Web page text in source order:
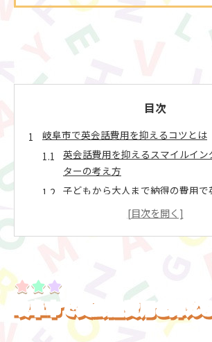
目次
岐阜市で英会話費用を抑えるコツとは
英会話費用を抑えるスマイルイン
ターの考え方
子どもから大人まで納得の費用で
シュセンターの特徴
英会話スクール選びで見落としが
対策
岐阜 英会話で安く学ぶならサポー
岐阜市で英会話費用を抑え